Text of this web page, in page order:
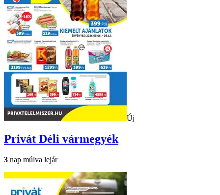
Új
Privát Déli vármegyék
3 nap múlva lejár